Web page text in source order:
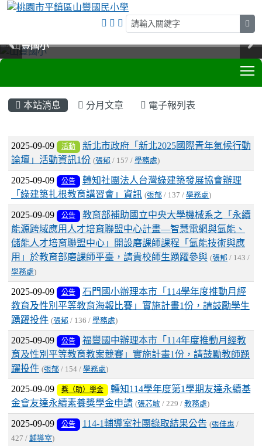
山豐國小
山豐國小
山豐國小
山豐國小
本站消息 分月文章 電子報列表
文章列表
2025-09-09 活動
新北市政府「新北2025國際青年氣候行動
論壇」活動資訊1份 (張郁 / 157 / 學務處)
2025-09-09 公告
轉知社團法人台灣綠建築發展協會辦理
「綠建築扎根教育講習會」資訊 (張郁 / 137 / 學務處)
2025-09-09 公告
教育部補助國立中央大學機械系之「永續
能源跨域應用人才培育聯盟中心計畫—智慧電網與氫能、
儲能人才培育聯盟中心」開設磨課師課程「氫能技術與應
用」於教育部磨課師平臺，請貴校師生踴躍參與 (張郁 / 143 /
學務處)
2025-09-09 公告
石門國小辦理本市「114學年度推動月經
教育及性別平等教育海報比賽」實施計畫1份，請鼓勵學生
踴躍投件 (張郁 / 136 / 學務處)
2025-09-09 公告
福豐國中辦理本市「114年度推動月經教
育及性別平等教育教案競賽」實施計畫1份，請鼓勵教師踴
躍投件 (張郁 / 154 / 學務處)
2025-09-09 獎（助）學金
轉知114學年度第1學期友達永續基
金會友達永續素養獎學金申請 (張芯敏 / 229 / 教務處)
2025-09-09 公告 114-1輔導室社團錄取結果公告 (張佳惠 /
427 / 輔導室)